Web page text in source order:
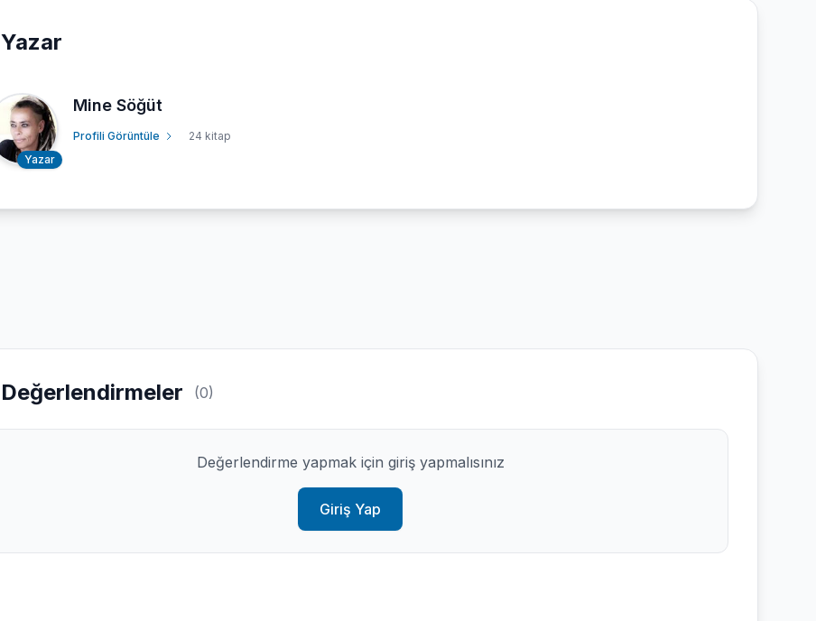
Yazar
Yazar
Mine Söğüt
Profili Görüntüle 24 kitap
Değerlendirmeler (0)
Değerlendirme yapmak için giriş yapmalısınız
Giriş Yap